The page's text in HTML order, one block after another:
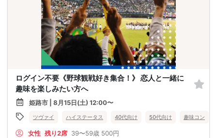
ログイン不要《野球観戦好き集合！》 恋人と一緒に
趣味を楽しみたい方へ
姫路市 | 8月15日(土) 12:00〜
ツヴァイ ハイステータス 40代向け 50代向け 趣味コン
女性 残り2席 39〜59歳 500円